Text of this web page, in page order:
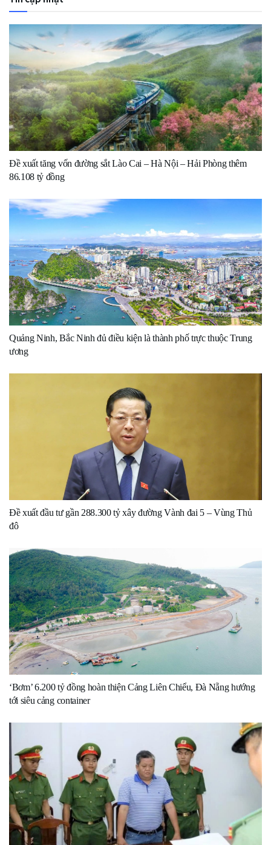
Đề xuất tăng vốn đường sắt Lào Cai – Hà Nội – Hải Phòng thêm
86.108 tỷ đồng
Quảng Ninh, Bắc Ninh đủ điều kiện là thành phố trực thuộc Trung
ương
Đề xuất đầu tư gần 288.300 tỷ xây đường Vành đai 5 – Vùng Thủ
đô
‘Bơm’ 6.200 tỷ đồng hoàn thiện Cảng Liên Chiểu, Đà Nẵng hướng
tới siêu cảng container